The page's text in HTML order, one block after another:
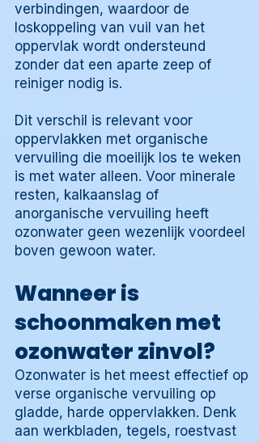
verbindingen, waardoor de
loskoppeling van vuil van het
oppervlak wordt ondersteund
zonder dat een aparte zeep of
reiniger nodig is.
Dit verschil is relevant voor
oppervlakken met organische
vervuiling die moeilijk los te weken
is met water alleen. Voor minerale
resten, kalkaanslag of
anorganische vervuiling heeft
ozonwater geen wezenlijk voordeel
boven gewoon water.
Wanneer is
schoonmaken met
ozonwater zinvol?
Ozonwater is het meest effectief op
verse organische vervuiling op
gladde, harde oppervlakken. Denk
aan werkbladen, tegels, roestvast